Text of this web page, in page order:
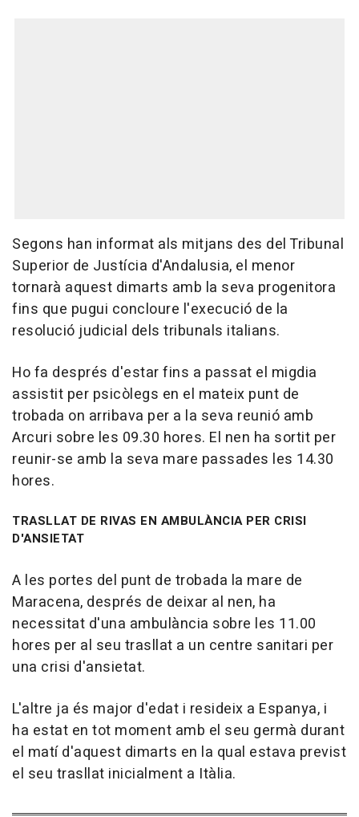
Segons han informat als mitjans des del Tribunal
Superior de Justícia d'Andalusia, el menor
tornarà aquest dimarts amb la seva progenitora
fins que pugui concloure l'execució de la
resolució judicial dels tribunals italians.
Ho fa després d'estar fins a passat el migdia
assistit per psicòlegs en el mateix punt de
trobada on arribava per a la seva reunió amb
Arcuri sobre les 09.30 hores. El nen ha sortit per
reunir-se amb la seva mare passades les 14.30
hores.
TRASLLAT DE RIVAS EN AMBULÀNCIA PER CRISI
D'ANSIETAT
A les portes del punt de trobada la mare de
Maracena, després de deixar al nen, ha
necessitat d'una ambulància sobre les 11.00
hores per al seu trasllat a un centre sanitari per
una crisi d'ansietat.
L'altre ja és major d'edat i resideix a Espanya, i
ha estat en tot moment amb el seu germà durant
el matí d'aquest dimarts en la qual estava previst
el seu trasllat inicialment a Itàlia.